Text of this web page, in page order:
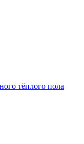
тёплого пола